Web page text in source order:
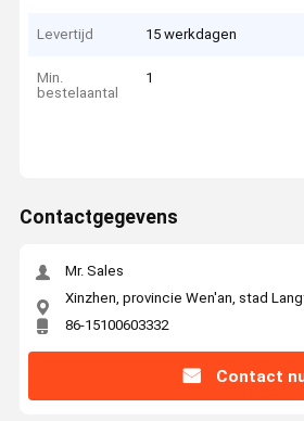
Levertijd 15 werkdagen
Min.
bestelaantal
1
Contactgegevens
Mr. Sales
Xinzhen, provincie Wen'an, stad
86-15100603332
Contact